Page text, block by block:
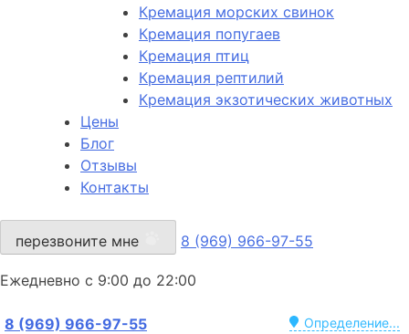
Кремация морских свинок
Кремация попугаев
Кремация птиц
Кремация рептилий
Кремация экзотических животных
Цены
Блог
Отзывы
Контакты
перезвоните мне 8 (969) 966-97-55
Ежедневно с 9:00 до 22:00
Определение...
8 (969) 966-97-55